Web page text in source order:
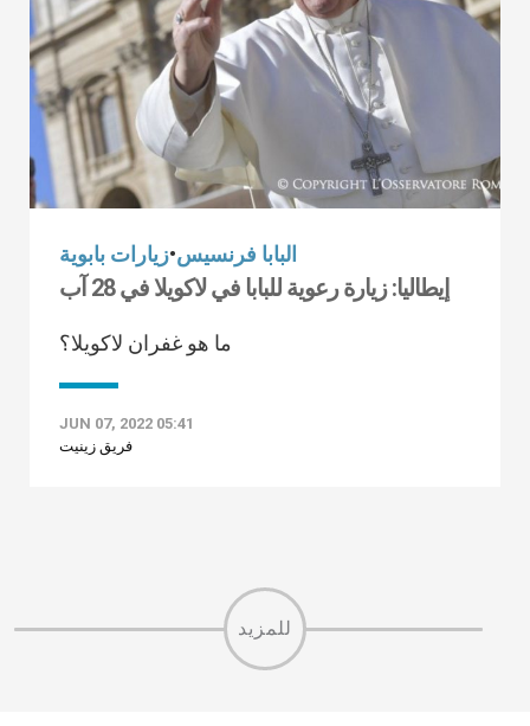
البابا فرنسيس•زيارات بابوية
إيطاليا: زيارة رعوية للبابا في لاكويلا في 28 آب
ما هو غفران لاكويلا؟
JUN 07, 2022 05:41
فريق زينيت
للمزيد